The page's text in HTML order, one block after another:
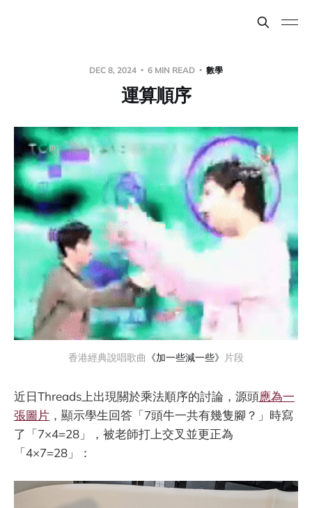
DEC 8, 2024 6 MIN READ 數學
運算順序
香港經典說唱歌曲 《加一些減一些》 片段
近日Threads上出現關於乘法順序的討論，源頭應為一
張圖片 ，顯示學生回答「7頭牛一共有幾隻腳？」時寫
了「7×4=28」，被老師打上交叉並更正為
「4×7=28」：